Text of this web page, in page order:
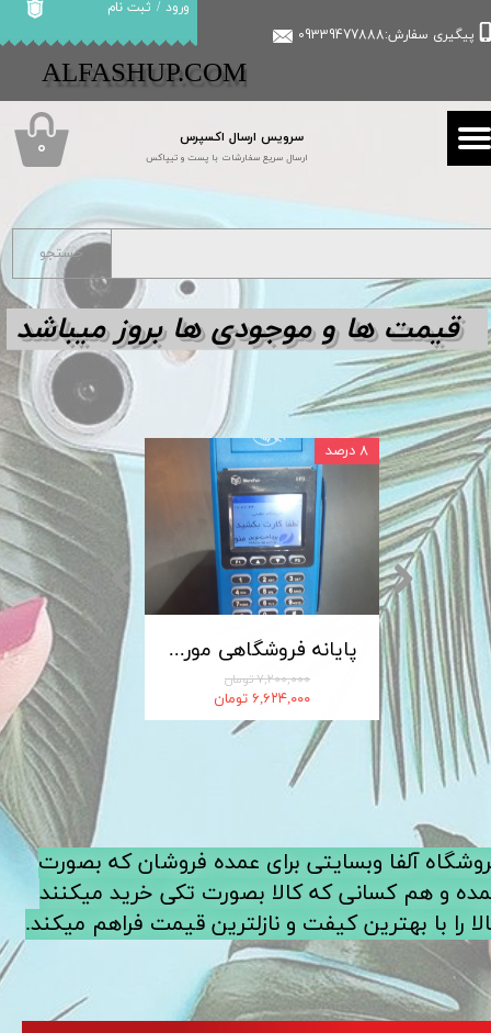
سرویس ارسال اکسپرس
ارسال سریع سفارشات با پست و تیپاکس
پیگیری سفارش:09339477888
ورود / ثبت نام
حساب کاربری من
تغییر گذر واژه
سفارشات
​​ALFASHUP.COM
۰
پایانه فروشگاهی مورفان MoreFun مدل H9
۷,۲۰۰,۰۰۰ تومان
۶,۶۲۴,۰۰۰ تومان
۸ درصد
کابل شارژ MICRO-USB اندروید LDNIO الدینیو مدل XS-07 متراژ 1 متر
جستجو
آلفا وبسایتی برای عمده فروشان که بصورت
و هم کسانی که کالا بصورت تکی خرید میکنند
را با بهترین کیفت و نازلترین قیمت فراهم میکند.
قیمت ها و موجودی ها بروز میباشد